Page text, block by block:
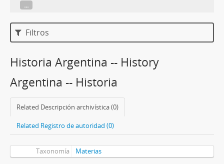
...
Filtros
Historia Argentina -- History
Argentina -- Historia
Related Descripción archivística (0)
Related Registro de autoridad (0)
Taxonomía Materias